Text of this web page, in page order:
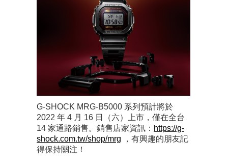
G-SHOCK MRG-B5000 系列預計將於
2022 年 4 月 16 日（六）上市，僅在全台
14 家通路銷售。銷售店家資訊： https://g-
shock.com.tw/shop/mrg ，有興趣的朋友記
得保持關注！